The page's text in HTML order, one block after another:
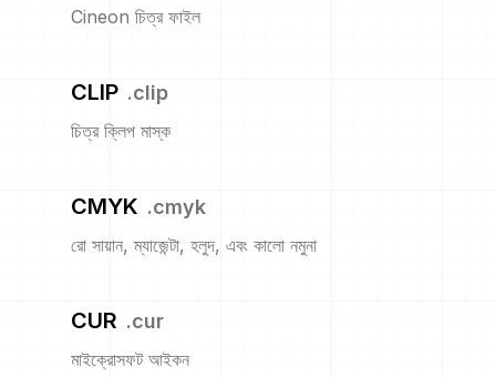
Cineon চিত্র ফাইল
CLIP .clip
চিত্র ক্লিপ মাস্ক
CMYK .cmyk
রো সায়ান, ম্যাজেন্টা, হলুদ, এবং কালো নমুনা
CUR .cur
মাইক্রোসফট আইকন